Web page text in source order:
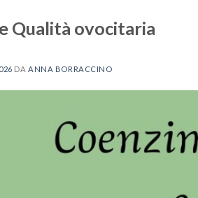
Qualità ovocitaria
DAANNA BORRACCINO